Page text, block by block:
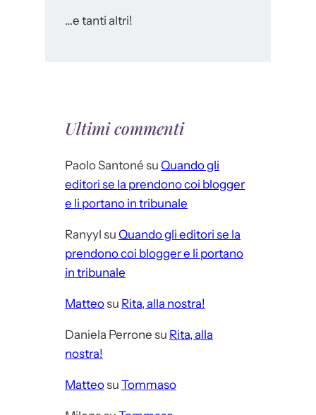
…e tanti altri!
Ultimi commenti
Paolo Santoné su Quando gli
editori se la prendono coi blogger
e li portano in tribunale
Ranyyl su Quando gli editori se la
prendono coi blogger e li portano
in tribunale
Matteosu Rita, alla nostra!
Daniela Perrone su Rita, alla
nostra!
Matteosu Tommaso